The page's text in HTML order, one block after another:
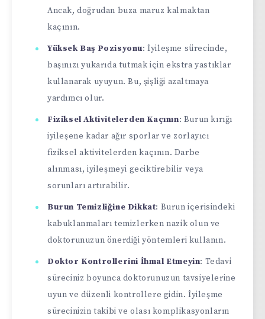
Ancak, doğrudan buza maruz kalmaktan
kaçının.
Yüksek Baş Pozisyonu: İyileşme sürecinde,
başınızı yukarıda tutmak için ekstra yastıklar
kullanarak uyuyun. Bu, şişliği azaltmaya
yardımcı olur.
Fiziksel Aktivitelerden Kaçının: Burun kırığı
iyileşene kadar ağır sporlar ve zorlayıcı
fiziksel aktivitelerden kaçının. Darbe
alınması, iyileşmeyi geciktirebilir veya
sorunları artırabilir.
Burun Temizliğine Dikkat: Burun içerisindeki
kabuklanmaları temizlerken nazik olun ve
doktorunuzun önerdiği yöntemleri kullanın.
Doktor Kontrollerini İhmal Etmeyin: Tedavi
süreciniz boyunca doktorunuzun tavsiyelerine
uyun ve düzenli kontrollere gidin. İyileşme
sürecinizin takibi ve olası komplikasyonların